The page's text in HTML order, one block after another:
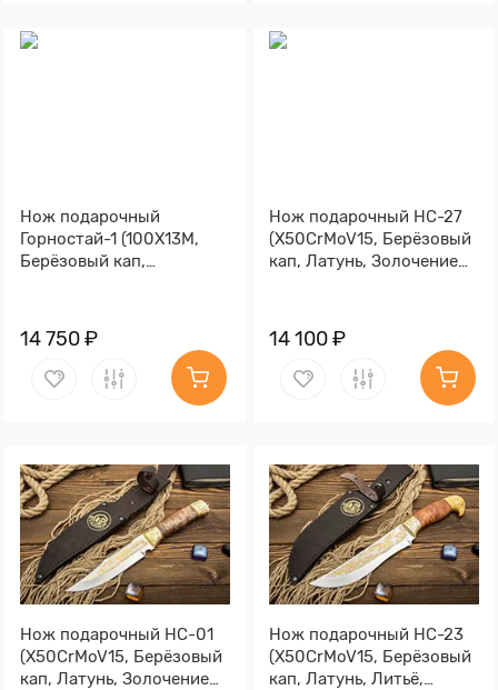
Нож подарочный
Горностай-1 (100Х13М,
Берёзовый кап,
и тыльника)
14 750 ₽
Нож подарочный НС-27
(X50CrMoV15, Берёзовый
кап, Латунь, Золочение
14 100 ₽
Нож подарочный НС-01
(X50CrMoV15, Берёзовый
кап, Латунь, Золочение
Нож подарочный НС-23
(X50CrMoV15, Берёзовый
кап, Латунь, Литьё,